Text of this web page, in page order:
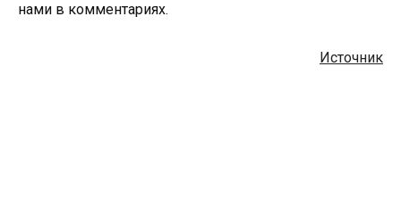
нами в комментариях.
Источник